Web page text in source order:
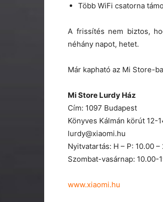
Több WiFi csatorna
A frissítés nem biztos,
néhány napot, hetet.
Már kapható az Mi Store-
Mi Store Lurdy Ház
Cím: 1097 Budapest
Könyves Kálmán körút 12-
lurdy@xiaomi.hu
Nyitvatartás: H – P: 10.00 –
Szombat-vasárnap: 10.00-
www.xiaomi.hu